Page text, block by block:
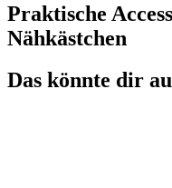
Praktische
Nähkästchen
Das könnte dir